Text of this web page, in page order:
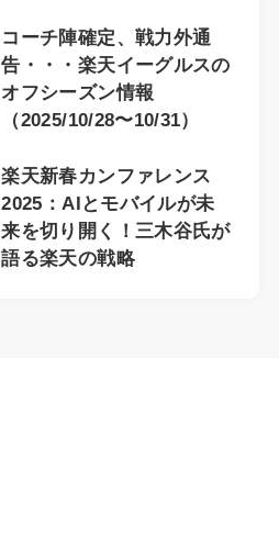
コーチ陣確定、戦力外通
告・・・楽天イーグルスの
オフシーズン情報
（2025/10/28〜10/31）
楽天新春カンファレンス
2025：AIとモバイルが未
来を切り開く！三木谷氏が
語る楽天の戦略